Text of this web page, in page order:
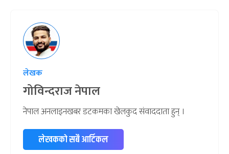
लेखक
गोविन्दराज नेपाल
नेपाल अनलाइनखबर डटकमका खेलकुद संवाददाता हुन् ।
लेखकको सबै आर्टिकल